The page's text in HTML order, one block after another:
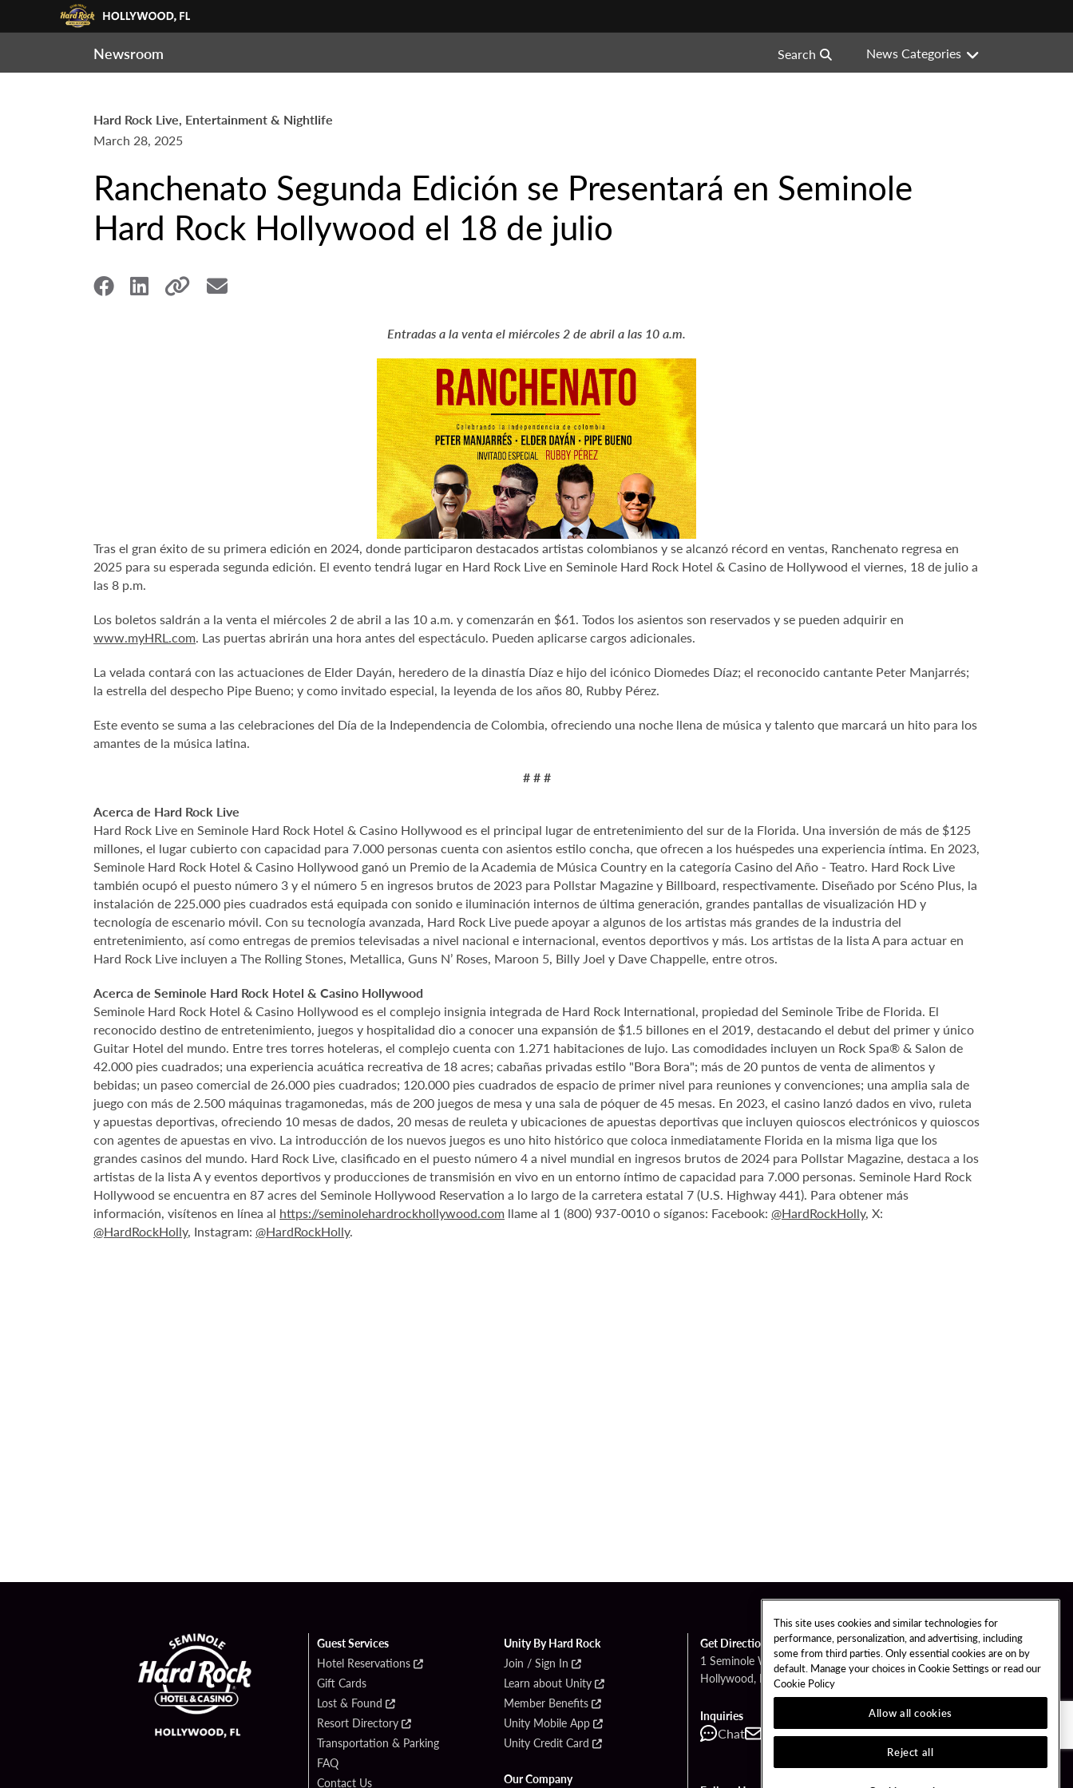
Newsroom Search News Categories
Hard Rock Live, Entertainment & Nightlife
March 28, 2025
Ranchenato Segunda Edición se Presentará en Seminole
Hard Rock Hollywood el 18 de julio
Entradas a la venta el miércoles 2 de abril a las 10 a.m.
Tras el gran éxito de su primera edición en 2024, donde participaron destacados artistas colombianos y se alcanzó récord en ventas, Ranchenato regresa en
2025 para su esperada segunda edición. El evento tendrá lugar en Hard Rock Live en Seminole Hard Rock Hotel & Casino de Hollywood el viernes, 18 de julio a
las 8 p.m.
Los boletos saldrán a la venta el miércoles 2 de abril a las 10 a.m. y comenzarán en $61. Todos los asientos son reservados y se pueden adquirir en
www.myHRL.com. Las puertas abrirán una hora antes del espectáculo. Pueden aplicarse cargos adicionales.
La velada contará con las actuaciones de Elder Dayán, heredero de la dinastía Díaz e hijo del icónico Diomedes Díaz; el reconocido cantante Peter Manjarrés;
la estrella del despecho Pipe Bueno; y como invitado especial, la leyenda de los años 80, Rubby Pérez.
Este evento se suma a las celebraciones del Día de la Independencia de Colombia, ofreciendo una noche llena de música y talento que marcará un hito para los
amantes de la música latina.
# # #
Acerca de Hard Rock Live
Hard Rock Live en Seminole Hard Rock Hotel & Casino Hollywood es el principal lugar de entretenimiento del sur de la Florida. Una inversión de más de $125
millones, el lugar cubierto con capacidad para 7.000 personas cuenta con asientos estilo concha, que ofrecen a los huéspedes una experiencia íntima. En 2023,
Seminole Hard Rock Hotel & Casino Hollywood ganó un Premio de la Academia de Música Country en la categoría Casino del Año - Teatro. Hard Rock Live
también ocupó el puesto número 3 y el número 5 en ingresos brutos de 2023 para Pollstar Magazine y Billboard, respectivamente. Diseñado por Scéno Plus, la
instalación de 225.000 pies cuadrados está equipada con sonido e iluminación internos de última generación, grandes pantallas de visualización HD y
tecnología de escenario móvil. Con su tecnología avanzada, Hard Rock Live puede apoyar a algunos de los artistas más grandes de la industria del
entretenimiento, así como entregas de premios televisadas a nivel nacional e internacional, eventos deportivos y más. Los artistas de la lista A para actuar en
Hard Rock Live incluyen a The Rolling Stones, Metallica, Guns N’ Roses, Maroon 5, Billy Joel y Dave Chappelle, entre otros.
Acerca de Seminole Hard Rock Hotel & Casino Hollywood
Seminole Hard Rock Hotel & Casino Hollywood es el complejo insignia integrada de Hard Rock International, propiedad del Seminole Tribe de Florida. El
reconocido destino de entretenimiento, juegos y hospitalidad dio a conocer una expansión de $1.5 billones en el 2019, destacando el debut del primer y único
Guitar Hotel del mundo. Entre tres torres hoteleras, el complejo cuenta con 1.271 habitaciones de lujo. Las comodidades incluyen un Rock Spa® & Salon de
42.000 pies cuadrados; una experiencia acuática recreativa de 18 acres; cabañas privadas estilo "Bora Bora"; más de 20 puntos de venta de alimentos y
bebidas; un paseo comercial de 26.000 pies cuadrados; 120.000 pies cuadrados de espacio de primer nivel para reuniones y convenciones; una amplia sala de
juego con más de 2.500 máquinas tragamonedas, más de 200 juegos de mesa y una sala de póquer de 45 mesas. En 2023, el casino lanzó dados en vivo, ruleta
y apuestas deportivas, ofreciendo 10 mesas de dados, 20 mesas de reuleta y ubicaciones de apuestas deportivas que incluyen quioscos electrónicos y quioscos
con agentes de apuestas en vivo. La introducción de los nuevos juegos es uno hito histórico que coloca inmediatamente Florida en la misma liga que los
grandes casinos del mundo. Hard Rock Live, clasificado en el puesto número 4 a nivel mundial en ingresos brutos de 2024 para Pollstar Magazine, destaca a los
artistas de la lista A y eventos deportivos y producciones de transmisión en vivo en un entorno íntimo de capacidad para 7.000 personas. Seminole Hard Rock
Hollywood se encuentra en 87 acres del Seminole Hollywood Reservation a lo largo de la carretera estatal 7 (U.S. Highway 441). Para obtener más
información, visítenos en línea al https://seminolehardrockhollywood.com llame al 1 (800) 937-0010 o síganos: Facebook: @HardRockHolly, X:
@HardRockHolly, Instagram: @HardRockHolly.
Guest Services
Hotel Reservations
Gift Cards
Lost & Found
Resort Directory
Transportation & Parking
FAQ
Contact Us
Unity By Hard Rock
Join / Sign In
Learn about Unity
Member Benefits
Unity Mobile App
Unity Credit Card
Our Company
Get Directions
1 Seminole Way
Hollywood, FL 33314
Inquiries
Chat Contact Call
This site uses cookies and similar technologies for
performance, personalization, and advertising, including
some from third parties. Only essential cookies are on by
default. Manage your choices in Cookie Settings or read our
Cookie Policy
Allow all cookies
Reject all